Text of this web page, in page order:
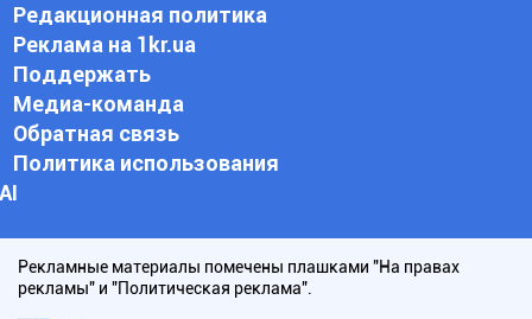
Редакционная политика
Реклама на 1kr.ua
Поддержать
Медиа-команда
Обратная связь
Политика использования
АI
Рекламные материалы помечены плашками "На правах
рекламы" и "Политическая реклама".